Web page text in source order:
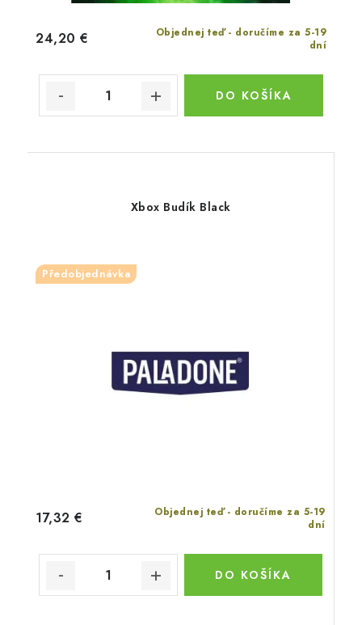
Objednej teď - doručíme za 5-19
dní
24,20 €
DO KOŠÍKA
Xbox Budík Black
Předobjednávka
Objednej teď - doručíme za 5-19
dní
17,32 €
DO KOŠÍKA